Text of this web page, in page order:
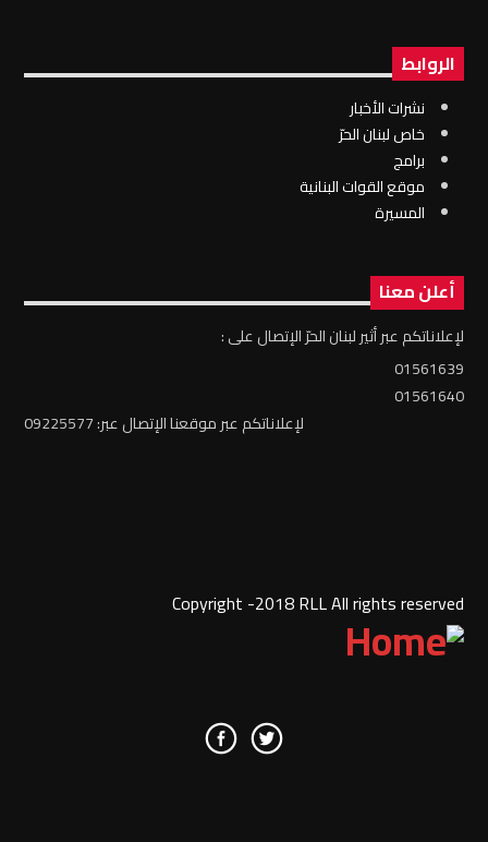
الروابط
نشرات الأخبار
خاص لبنان الحرّ
برامج
موقع القوات البنانية
المسيرة
أعلن معنا
لإعلاناتكم عبر أثير لبنان الحرّ الإتصال على :
01561639
01561640
لإعلاناتكم عبر موقعنا الإتصال عبر: 09225577
Copyright -2018 RLL All rights reserved